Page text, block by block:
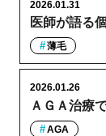
医師が語る
2026.01.31
薄毛
ＡＧＡ治療
2026.01.26
AGA